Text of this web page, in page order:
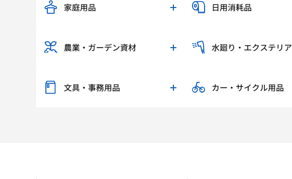
家庭用品 日用消耗品
農業・ガーデン資材 水廻り・エクステリア
文具・事務用品 カー・サイクル用品